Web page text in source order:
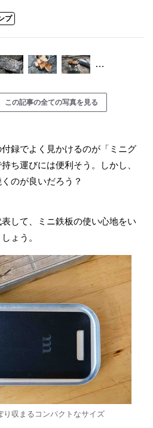
プ
…
の記事の全ての写真を見る
録でよく見かけるのが「ミニグ
ち運びには便利そう。しかし、
のが良いだろう？
して、ミニ鉄板の使い心地をい
ょう。
り収まるコンパクトなサイズ